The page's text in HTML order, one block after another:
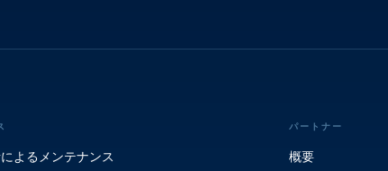
よるメンテナンス
パートナー
概要